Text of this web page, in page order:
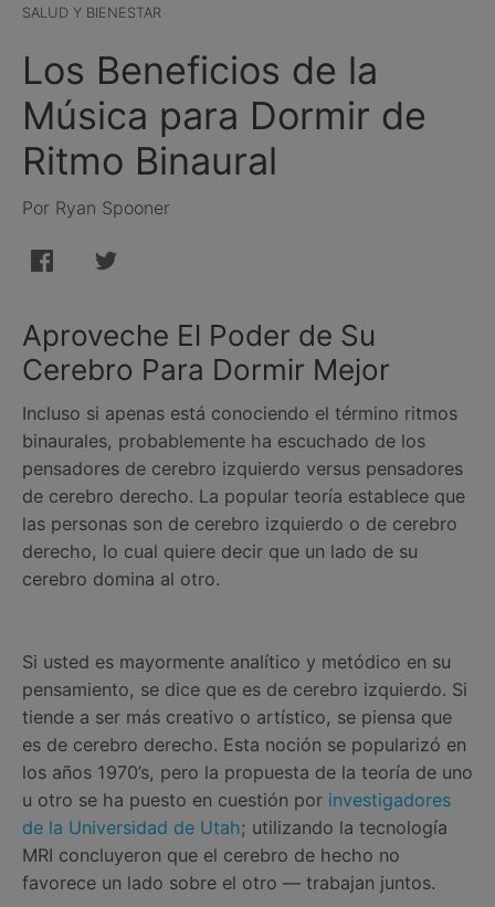
SALUD Y BIENESTAR
Los Beneficios de la
Música para Dormir de
Ritmo Binaural
Por Ryan Spooner
Aproveche El Poder de Su
Cerebro Para Dormir Mejor
Incluso si apenas está conociendo el término ritmos
binaurales, probablemente ha escuchado de los
pensadores de cerebro izquierdo versus pensadores
de cerebro derecho. La popular teoría establece que
las personas son de cerebro izquierdo o de cerebro
derecho, lo cual quiere decir que un lado de su
cerebro domina al otro.
Si usted es mayormente analítico y metódico en su
pensamiento, se dice que es de cerebro izquierdo. Si
tiende a ser más creativo o artístico, se piensa que
es de cerebro derecho. Esta noción se popularizó en
los años 1970’s, pero la propuesta de la teoría de uno
u otro se ha puesto en cuestión por investigadores
de la Universidad de Utah; utilizando la tecnología
MRI concluyeron que el cerebro de hecho no
favorece un lado sobre el otro — trabajan juntos.